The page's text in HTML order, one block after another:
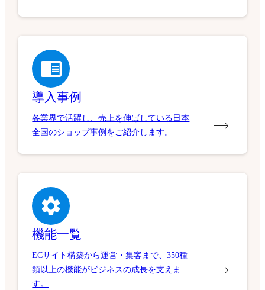
導入事例
各業界で活躍し、売上を伸ばしている日本
全国のショップ事例をご紹介します。
機能一覧
ECサイト構築から運営・集客まで、350種
類以上の機能がビジネスの成長を支えま
す。